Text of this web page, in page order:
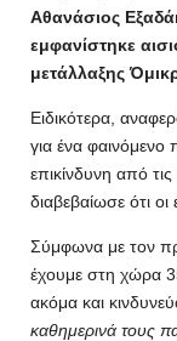
Αθανάσιος
εμφανίστηκε
μετάλλαξης
Ειδικότερα,
για ένα φαινόμενο
επικίνδυνη από
διαβεβαίωσε ότι
Σύμφωνα με τον
έχουμε στη χώρα
ακόμα και
καθημερινά τους